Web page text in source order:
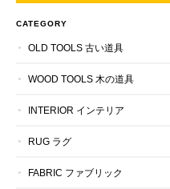
CATEGORY
OLD TOOLS 古い道具
WOOD TOOLS 木の道具
INTERIOR インテリア
RUG ラグ
FABRIC ファブリック